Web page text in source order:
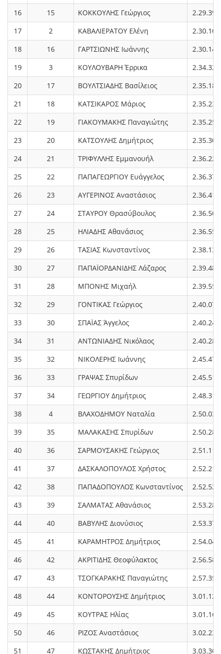
16
15 ΚΟΚΚΟΥΛΗΣ Γεώργιος
2.29.39
17
2 ΚΑΒΑΛΙΕΡΑΤΟΥ Ελένη
2.30.10
18
16 ΓΑΡΤΣΙΩΝΗΣ Ιωάννης
2.30.14
19
3 ΚΟΥΛΟΥΒΑΡΗ Έρρικα
2.34.32
20
17 ΒΟΥΛΤΣΙΑΔΗΣ Βασίλειος
2.35.18
21
18 ΚΑΤΣΙΚΑΡΟΣ Μάριος
2.35.23
22
19 ΓΙΑΚΟΥΜΑΚΗΣ Παναγιώτης
2.35.25
23
20 ΚΑΤΣΟΥΛΗΣ Δημήτριος
2.35.30
24
21 ΤΡΙΦΥΛΛΗΣ Εμμανουήλ
2.36.22
25
22 ΠΑΠΑΓΕΩΡΓΙΟΥ Ευάγγελος
2.36.37
26
23 ΑΥΓΕΡΙΝΟΣ Αναστάσιος
2.36.41
27
24 ΣΤΑΥΡΟΥ Θρασύβουλος
2.36.50
28
25 ΗΛΙΑΔΗΣ Αθανάσιος
2.36.55
29
26 ΤΑΣΙΑΣ Κωνσταντίνος
2.38.13
30
27 ΠΑΠΑΪΟΡΔΑΝΙΔΗΣ Λάζαρος
2.39.48
31
28 ΜΠΟΝΗΣ Μιχαήλ
2.39.55
32
29 ΓΟΝΤΙΚΑΣ Γεώργιος
2.40.07
33
30 ΣΠΑΪΑΣ Άγγελος
2.40.24
34
31 ΑΝΤΩΝΙΑΔΗΣ Νικόλαος
2.40.28
35
32 ΝΙΚΟΛΕΡΗΣ Ιωάννης
2.45.47
36
33 ΓΡΑΨΑΣ Σπυρίδων
2.45.51
37
34 ΓΕΩΡΓΙΟΥ Δημήτριος
2.48.31
38
4 ΒΛΑΧΟΔΗΜΟΥ Ναταλία
2.50.03
39
35 ΜΑΛΑΚΑΣΗΣ Σπυρίδων
2.50.28
40
36 ΣΑΡΜΟΥΣΑΚΗΣ Γεώργιος
2.51.11
41
37 ΔΑΣΚΑΛΟΠΟΥΛΟΣ Χρήστος
2.52.21
42
38 ΠΑΠΑΔΟΠΟΥΛΟΣ Κωνσταντίνος
2.52.52
43
39 ΣΑΛΜΑΤΑΣ Αθανάσιος
2.53.28
44
40 ΒΑΒΥΛΗΣ Διονύσιος
2.53.37
45
41 ΚΑΡΑΜΗΤΡΟΣ Δημήτριος
2.54.04
46
42 ΑΚΡΙΤΙΔΗΣ Θεοφύλακτος
2.56.58
47
43 ΤΣΟΓΚΑΡΑΚΗΣ Παναγιώτης
2.57.35
48
44 ΚΟΝΤΟΡΟΥΣΗΣ Δημήτριος
3.01.12
49
45 ΚΟΥΤΡΑΣ Ηλίας
3.01.16
50
46 ΡΙΖΟΣ Αναστάσιος
3.02.23
51
47 ΚΩΣΤΑΚΗΣ Δημήτριος 3.03.30